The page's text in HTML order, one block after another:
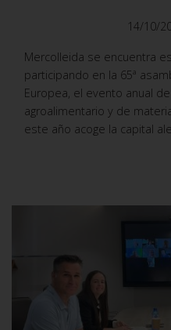
14/10/
Mercolleida se encuentra
participando en la 65ª
Europea, el evento anual
agroalimentario y de
este año acoge la capital